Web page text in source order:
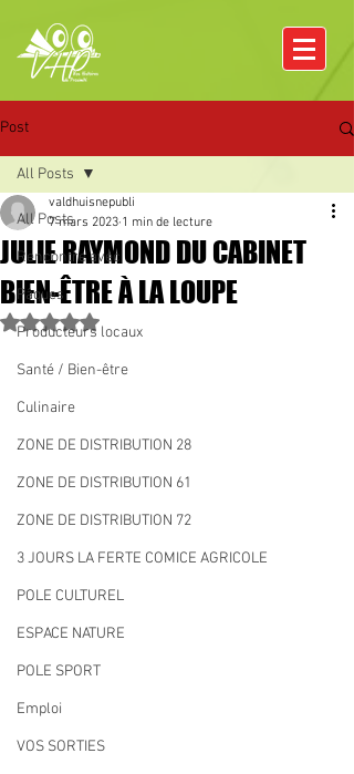
Post
All Posts
Rencontre avec
Pâques
Producteurs locaux
Santé / Bien-être
Culinaire
ZONE DE DISTRIBUTION 28
ZONE DE DISTRIBUTION 61
ZONE DE DISTRIBUTION 72
3 JOURS LA FERTE COMICE AGRICOLE
POLE CULTUREL
ESPACE NATURE
POLE SPORT
Emploi
VOS SORTIES
All Posts
JULIE RAYMOND DU CABINET
BIEN-ÊTRE À LA LOUPE
valdhuisnepubli
7 mars 2023 1 min de lecture
Noté NaN étoiles sur 5.